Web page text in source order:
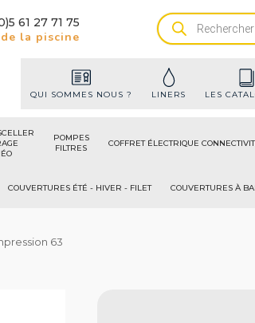
61 27 71 75
la piscine
Recherche
de
QUI SOMMES NOUS ? LINERS LES
POMPES
FILTRES
COFFRET ÉLECTRIQUE
COUVERTURES ÉTÉ - HIVER - FILET COUVERTURES À
63